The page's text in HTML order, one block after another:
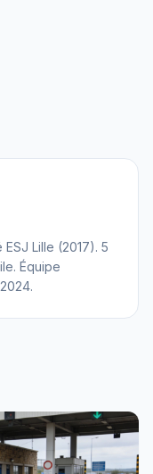
Lille (2017). 5
Équipe